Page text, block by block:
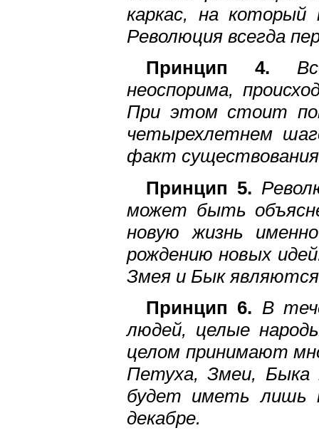
каркас, на
Революция всегда
Принцип 4.
неоспорима,
При этом стоит
четырехлетнем
факт
Принцип 5.
может быть
новую жизнь
рождению новых
Змея и Бык
Принцип 6. В
людей, целые
целом принимают
Петуха, Змеи, Быка
будет иметь лишь
декабре.